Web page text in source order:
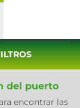
del puerto
encontrar las